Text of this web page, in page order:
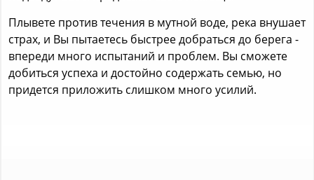
Плывете против течения в мутной воде, река внушает
страх, и Вы пытаетесь быстрее добраться до берега -
впереди много испытаний и проблем. Вы сможете
добиться успеха и достойно содержать семью, но
придется приложить слишком много усилий.